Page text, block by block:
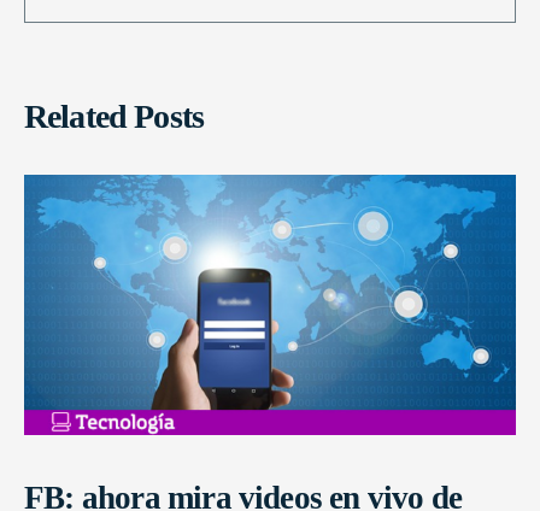
Related Posts
FB: ahora mira videos en vivo de